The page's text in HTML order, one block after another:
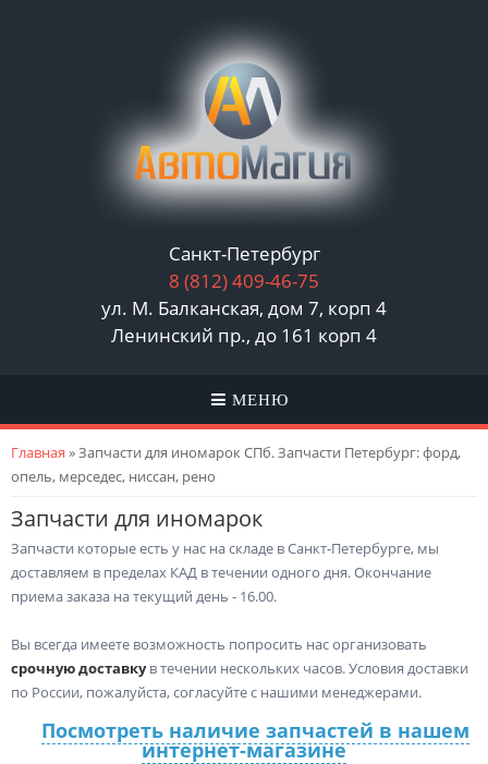
Санкт-Петербург
8 (812)409-46-75
ул. М. Балканская, дом 7, корп 4
Ленинский пр., до 161 корп 4
МЕНЮ
Вы здесь
Главная » Запчасти для иномарок СПб. Запчасти Петербург: форд,
опель, мерседес, ниссан, рено
Запчасти для иномарок
Запчасти которые есть у нас на складе в Санкт-Петербурге, мы
доставляем в пределах КАД в течении одного дня. Окончание
приема заказа на текущий день - 16.00.
Вы всегда имеете возможность попросить нас организовать
срочную доставкув течении нескольких часов. Условия доставки
по России, пожалуйста, согласуйте с нашими менеджерами.
Посмотреть наличие запчастей в нашем
интернет-магазине